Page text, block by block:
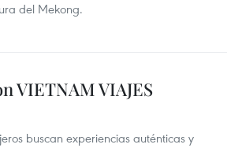
del Mekong.
VIETNAM VIAJES
buscan experiencias auténticas y